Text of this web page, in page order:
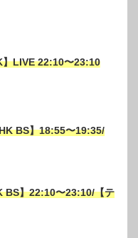
】LIVE 22:10〜23:10
BS】18:55〜19:35/
BS】22:10〜23:10/【テ